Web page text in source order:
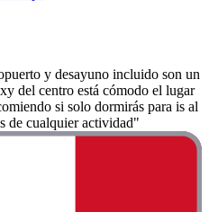
y desayuno incluido son un
del centro está cómodo el lugar
si solo dormirás para is al
de cualquier actividad"